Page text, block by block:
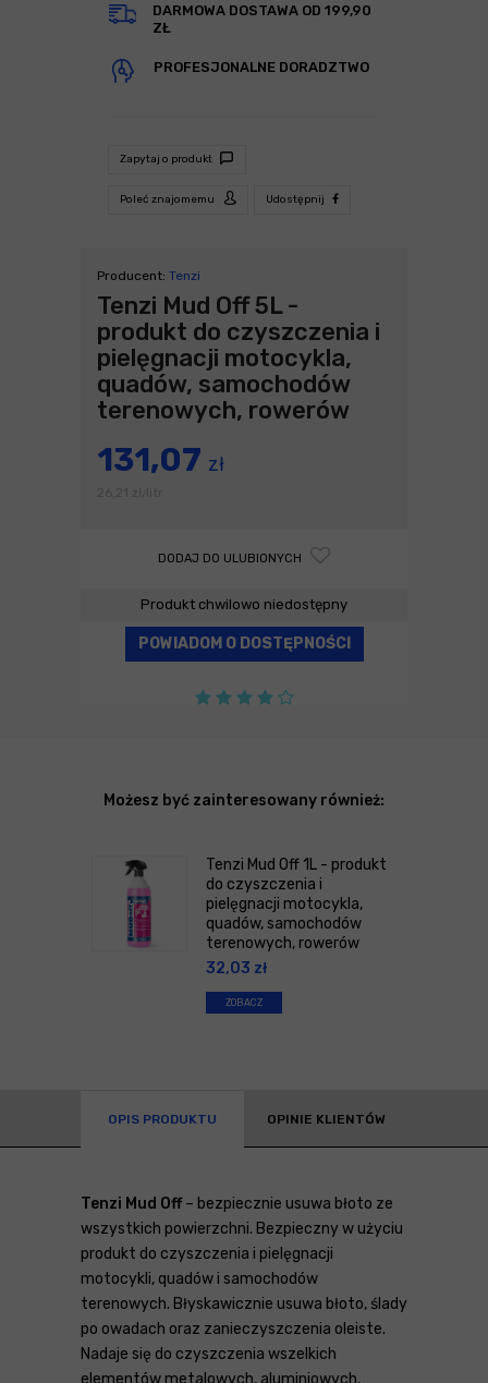
DARMOWA DOSTAWA OD 199,90
ZŁ
PROFESJONALNE DORADZTWO
Zapytaj o produkt
Poleć znajomemu Udostępnij
Producent: Tenzi
Tenzi Mud Off 5L -
produkt do czyszczenia i
pielęgnacji motocykla,
quadów, samochodów
terenowych, rowerów
131,07 zł
DODAJ DO ULUBIONYCH
Produkt chwilowo niedostępny
POWIADOM O DOSTĘPNOŚCI
Możesz być zainteresowany również:
Tenzi Mud Off 1L - produkt
do czyszczenia i
pielęgnacji motocykla,
quadów, samochodów
terenowych, rowerów
32,03 zł
ZOBACZ
OPIS PRODUKTU OPINIE KLIENTÓW
Tenzi Mud Off– bezpiecznie usuwa błoto ze
wszystkich powierzchni. Bezpieczny w użyciu
produkt do czyszczenia i pielęgnacji
motocykli, quadów i samochodów
terenowych. Błyskawicznie usuwa błoto, ślady
po owadach oraz zanieczyszczenia oleiste.
Nadaje się do czyszczenia wszelkich
elementów metalowych, aluminiowych,